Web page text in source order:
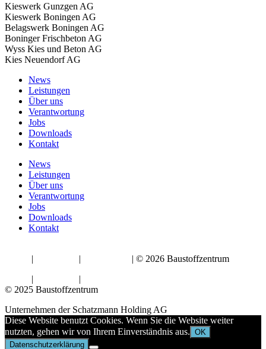
Kieswerk Gunzgen AG
Kieswerk Boningen AG
Belagswerk Boningen AG
Boninger Frischbeton AG
Wyss Kies und Beton AG
Kies Neuendorf AG
News
Leistungen
Über uns
Verantwortung
Jobs
Downloads
Kontakt
News
Leistungen
Über uns
Verantwortung
Jobs
Downloads
Kontakt
| |
| © 2026 Baustoffzentrum
| |
© 2025 Baustoffzentrum
Unternehmen der Schatzmann Holding AG
Diese Website benutzt Cookies. Wenn Sie die Website weiter
nutzten, gehen wir von Ihrem Einverständnis aus. OK
Datenschutzerklärung